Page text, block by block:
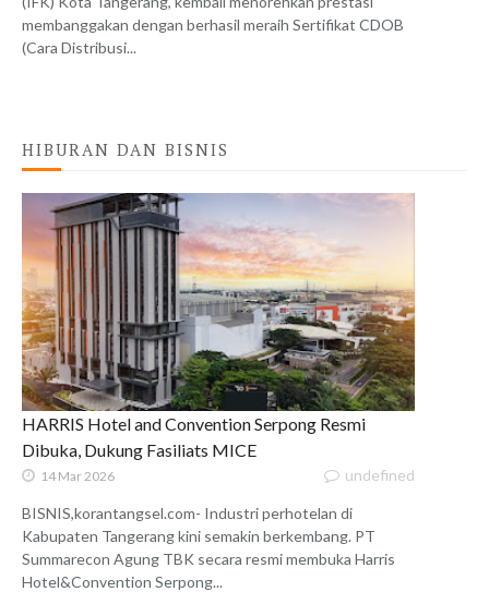
membanggakan dengan berhasil meraih Sertifikat CDOB
(Cara Distribusi...
HIBURAN DAN BISNIS
HARRIS Hotel and Convention Serpong Resmi
Dibuka, Dukung Fasiliats MICE
14 Mar 2026 undefined
BISNIS,korantangsel.com- Industri perhotelan di
Kabupaten Tangerang kini semakin berkembang. PT
Summarecon Agung TBK secara resmi membuka Harris
Hotel&Convention Serpong...